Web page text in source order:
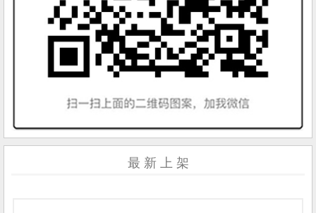
最 新 上 架